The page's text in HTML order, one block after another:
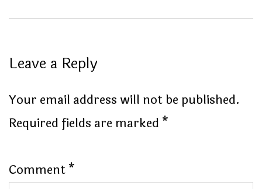
Leave a Reply
Your email address will not be published.
Required fields are marked *
Comment*